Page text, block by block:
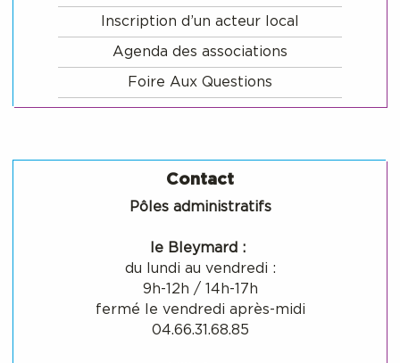
Inscription d’un acteur local
Agenda des associations
Foire Aux Questions
Contact
Pôles administratifs
le Bleymard :
du lundi au vendredi :
9h-12h / 14h-17h
fermé le vendredi après-midi
04.66.31.68.85